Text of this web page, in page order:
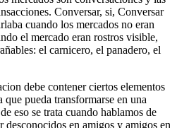
Conversar, si, Conversar
cuando los mercados no eran
el mercado eran rostros visible,
el carnicero, el panadero, el
debe contener ciertos elementos
pueda transformarse en una
eso se trata cuando hablamos de
desconocidos en amigos y amigos en